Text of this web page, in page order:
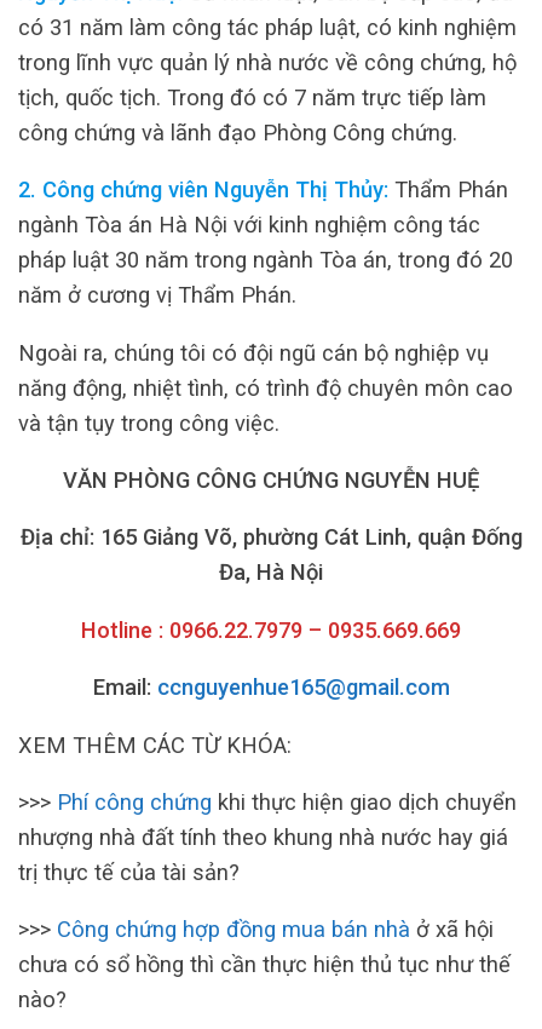
có 31 năm làm công tác pháp luật, có kinh nghiệm
trong lĩnh vực quản lý nhà nước về công chứng, hộ
tịch, quốc tịch. Trong đó có 7 năm trực tiếp làm
công chứng và lãnh đạo Phòng Công chứng.
2. Công chứng viên Nguyễn Thị Thủy: Thẩm Phán
ngành Tòa án Hà Nội với kinh nghiệm công tác
pháp luật 30 năm trong ngành Tòa án, trong đó 20
năm ở cương vị Thẩm Phán.
Ngoài ra, chúng tôi có đội ngũ cán bộ nghiệp vụ
năng động, nhiệt tình, có trình độ chuyên môn cao
và tận tụy trong công việc.
VĂN PHÒNG CÔNG CHỨNG NGUYỄN HUỆ
Địa chỉ: 165 Giảng Võ, phường Cát Linh, quận Đống
Đa, Hà Nội
Hotline : 0966.22.7979 – 0935.669.669
Email: ccnguyenhue165@gmail.com
XEM THÊM CÁC TỪ KHÓA:
>>> Phí công chứng khi thực hiện giao dịch chuyển
nhượng nhà đất tính theo khung nhà nước hay giá
trị thực tế của tài sản?
>>> Công chứng hợp đồng mua bán nhà ở xã hội
chưa có sổ hồng thì cần thực hiện thủ tục như thế
nào?